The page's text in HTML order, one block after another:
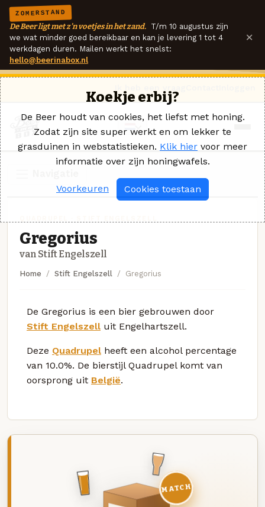
ZOMERSTAND
De Beer ligt met z'n voetjes in het zand. T/m 10 augustus zijn
we wat minder goed bereikbaar en kan je levering 1 tot 4
werkdagen duren. Mailen werkt het snelst:
hello@beerinabox.nl
×
Gregorius
van Stift Engelszell
Home Stift Engelszell Gregorius
De Gregorius is een bier gebrouwen door
Stift Engelszell uit Engelhartszell.
Deze Quadrupel heeft een alcohol percentage
van 10.0%. De bierstijl Quadrupel komt van
oorsprong uit België.
MATCH
Koekje erbij?
De Beer houdt van cookies, het liefst met honing.
Zodat zijn site super werkt en om lekker te
grasduinen in webstatistieken. Klik hier voor meer
informatie over zijn honingwafels.
Voorkeuren Cookies toestaan